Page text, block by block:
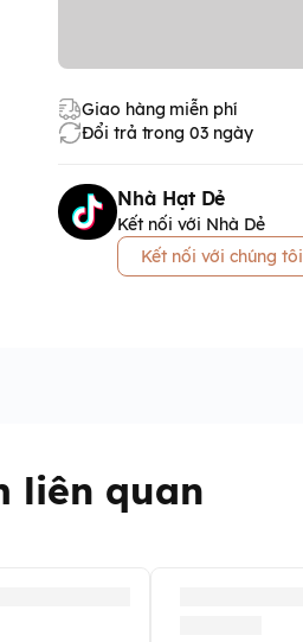
Giao hàng miễn phí
Đổi trả trong 03 ngày
Nhà Hạt Dẻ
Kết nối với Nhà Dẻ
Kết nối với chúng tôi
liên quan